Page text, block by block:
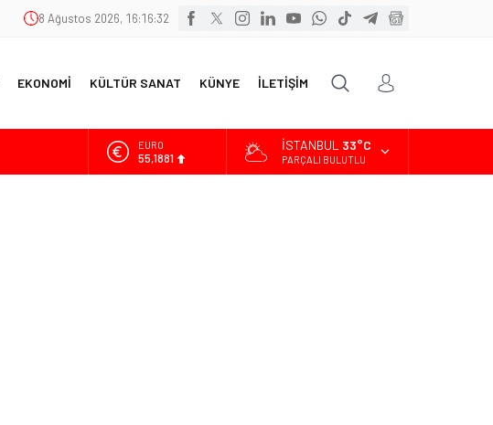
8 Ağustos 2026, 16:16:32
EKONOMİ KÜLTÜR SANAT KÜNYE İLETİŞİM
EURO
55,1881
İSTANBUL 33°C
PARÇALI BULUTLU